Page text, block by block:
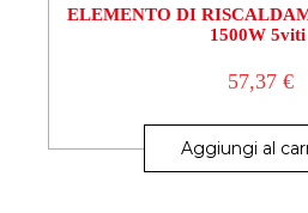
ELEMENTO DI
1500W 5viti
57,37 €
Aggiungi al